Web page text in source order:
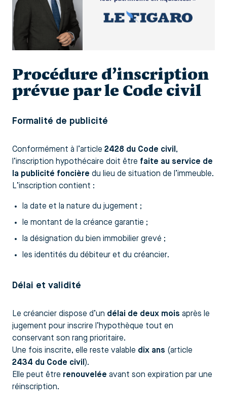
Procédure d’inscription
prévue par le Code civil
Formalité de publicité
Conformément à l’article 2428 du Code civil,
l’inscription hypothécaire doit être faite au service de
la publicité foncière du lieu de situation de l’immeuble.
L’inscription contient :
la date et la nature du jugement ;
le montant de la créance garantie ;
la désignation du bien immobilier grevé ;
les identités du débiteur et du créancier.
Délai et validité
Le créancier dispose d’un délai de deux mois après le
jugement pour inscrire l’hypothèque tout en
conservant son rang prioritaire.
Une fois inscrite, elle reste valable dix ans (article
2434 du Code civil).
Elle peut être renouvelée avant son expiration par une
réinscription.